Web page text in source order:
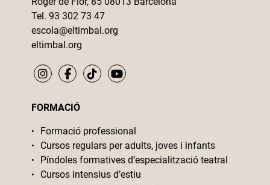
Tel. 93 302 73 47
escola@eltimbal.org
eltimbal.org
FORMACIÓ
Formació professional
Cursos regulars per adults, joves i infants
Píndoles formatives d’especialització teatral
Cursos intensius d’estiu